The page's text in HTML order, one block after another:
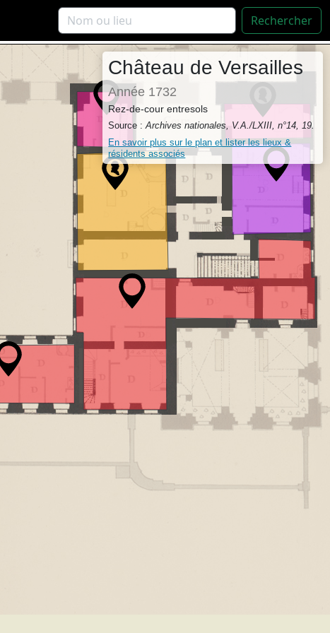
Rechercher
Château de Versailles
Année 1732
Rez-de-cour entresols
Source :Archives nationales, V.A./LXIII, n°14, 19.
En savoir plus sur le plan et lister les lieux &
résidents associés